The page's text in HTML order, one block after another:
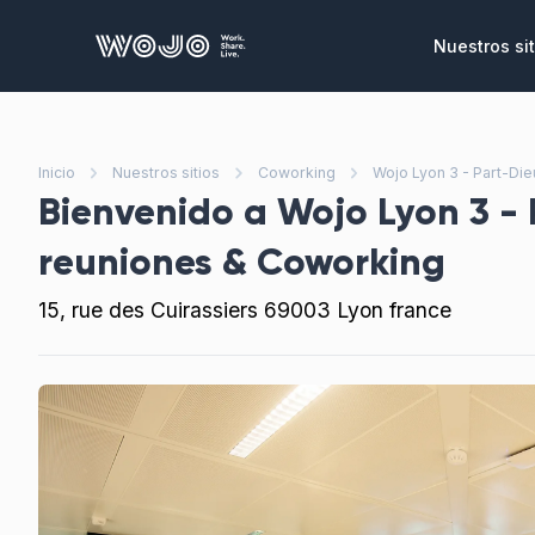
WOJO Nuestros
ensamblas y
corporativos
Inicio Nuestros sitios Coworking Wojo Lyon 3 - Part-
Bienvenido a Wojo Lyon 3 -
reuniones & Coworking
15, rue des Cuirassiers 69003 Lyon france